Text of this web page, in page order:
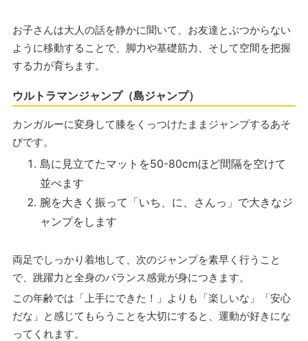
お子さんは大人の話を静かに聞いて、お友達とぶつからない
ように移動することで、脚力や基礎筋力、そして空間を把握
する力が育ちます。
ウルトラマンジャンプ（島ジャンプ）
カンガルーに変身して膝をくっつけたままジャンプするあそ
びです。
島に見立てたマットを50-80cmほど間隔を空けて
並べます
腕を大きく振って「いち、に、さんっ」で大きなジ
ャンプをします
両足でしっかり着地して、次のジャンプを素早く行うこと
で、跳躍力と全身のバランス感覚が身につきます。
この年齢では「上手にできた！」よりも「楽しいな」「安心
だな」と感じてもらうことを大切にすると、運動が好きにな
ってくれます。